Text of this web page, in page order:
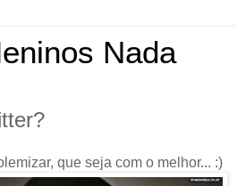
Nada
que seja com o melhor... :)